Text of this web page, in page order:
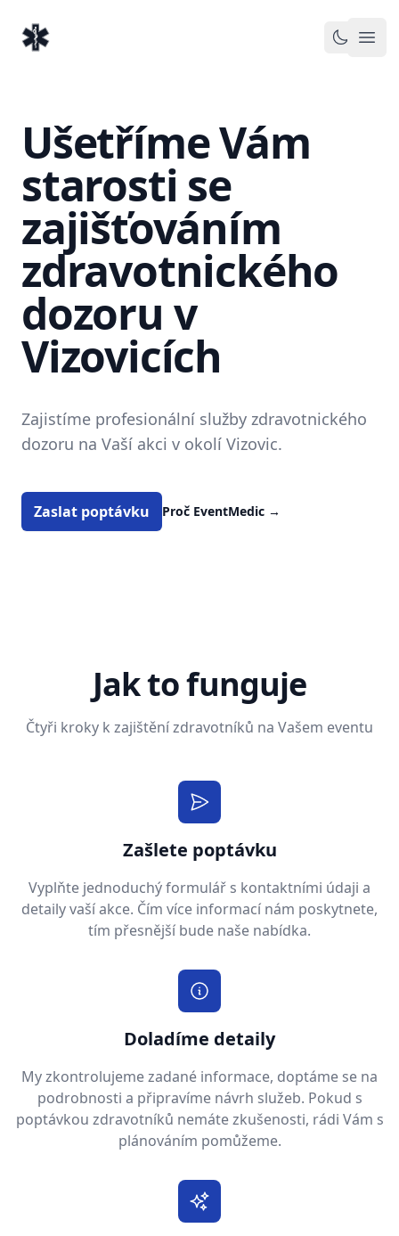
EventMedic.cz
Toggle
Ušetříme Vám
starosti se
zajišťováním
zdravotnického
dozoru v
Vizovicích
Zajistíme profesionální služby zdravotnického
dozoru na Vaší akci v okolí Vizovic.
Zaslat poptávku Proč EventMedic →
Jak to funguje
Čtyři kroky k zajištění zdravotníků na Vašem eventu
Zašlete poptávku
Vyplňte jednoduchý formulář s kontaktními údaji a
detaily vaší akce. Čím více informací nám poskytnete,
tím přesnější bude naše nabídka.
Doladíme detaily
My zkontrolujeme zadané informace, doptáme se na
podrobnosti a připravíme návrh služeb. Pokud s
poptávkou zdravotníků nemáte zkušenosti, rádi Vám s
plánováním pomůžeme.